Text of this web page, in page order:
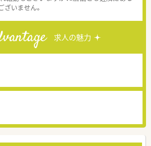
いません。
求人の魅力